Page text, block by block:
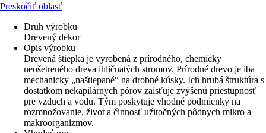
Preskočiť oblasť
Druh výrobku
Drevený dekor
Opis výrobku
Drevená štiepka je vyrobená z prírodného, ​​chemicky
neošetreného dreva ihličnatých stromov. Prírodné drevo je iba
mechanicky „naštiepané“ na drobné kúsky. Ich hrubá štruktúra s
dostatkom nekapilárnych pórov zaisťuje zvýšenú priestupnosť
pre vzduch a vodu. Tým poskytuje vhodné podmienky na
rozmnožovanie, život a činnosť užitočných pôdnych mikro a
makroorganizmov.